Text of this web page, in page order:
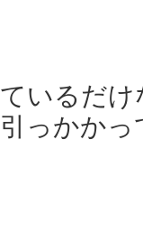
いるだ
っかか